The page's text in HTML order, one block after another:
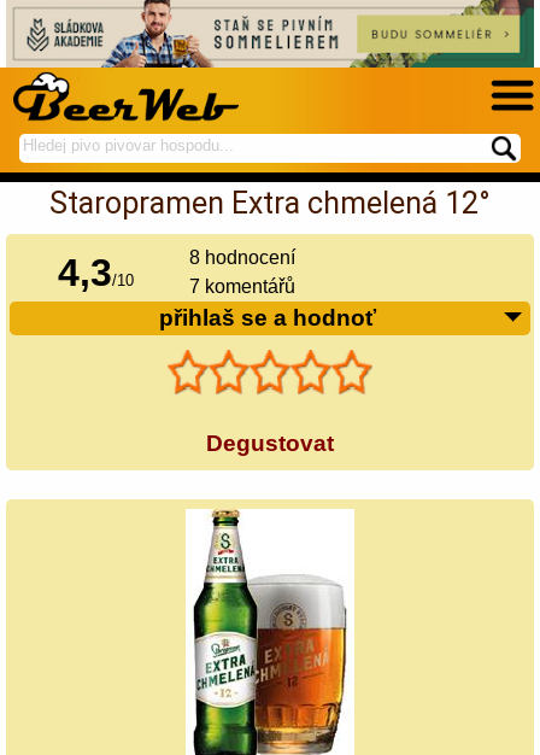
hledej
na
BeerWeb
spustí
hledání
Staropramen Extra chmelená 12°
4,3/10
8 hodnocení
7 komentářů
přihlaš se a hodnoť
Degustovat